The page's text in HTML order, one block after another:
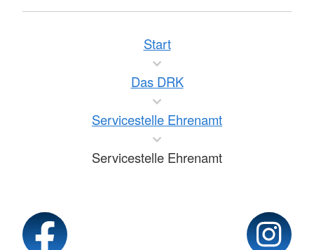
Start
Das DRK
Servicestelle Ehrenamt
Servicestelle Ehrenamt